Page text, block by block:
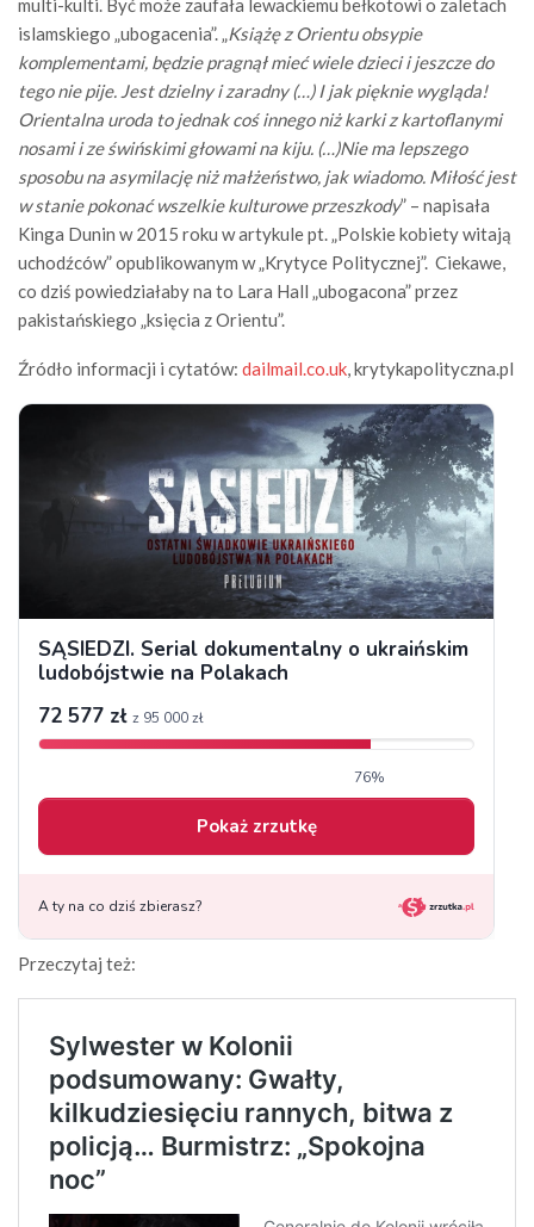
multi-kulti. Być może zaufała lewackiemu bełkotowi o zaletach
islamskiego „ubogacenia”. „Książę z Orientu obsypie
komplementami, będzie pragnął mieć wiele dzieci i jeszcze do
tego nie pije. Jest dzielny i zaradny (…) I jak pięknie wygląda!
Orientalna uroda to jednak coś innego niż karki z kartoflanymi
nosami i ze świńskimi głowami na kiju. (…)Nie ma lepszego
sposobu na asymilację niż małżeństwo, jak wiadomo. Miłość jest
w stanie pokonać wszelkie kulturowe przeszkody” – napisała
Kinga Dunin w 2015 roku w artykule pt. „Polskie kobiety witają
uchodźców” opublikowanym w „Krytyce Politycznej”. Ciekawe,
co dziś powiedziałaby na to Lara Hall „ubogacona” przez
pakistańskiego „księcia z Orientu”.
Źródło informacji i cytatów: dailmail.co.uk, krytykapolityczna.pl
Przeczytaj też: